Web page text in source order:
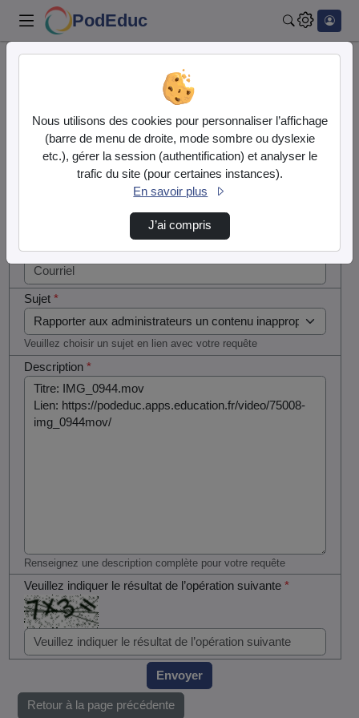
PodEduc
Contactez nous
Votre message
Courriel*
Sujet*
Veuillez choisir un sujet en lien avec votre requête
Description*
Renseignez une description complète pour votre requête
Veuillez indiquer le résultat de l’opération suivante*
si vous
êtes un
humain en
Envoyer
Retour à la page précédente
Nous utilisons des cookies pour personnaliser l’affichage
(barre de menu de droite, mode sombre ou dyslexie
etc.), gérer la session (authentification) et analyser le
trafic du site (pour certaines instances).
En savoir plus
J’ai compris